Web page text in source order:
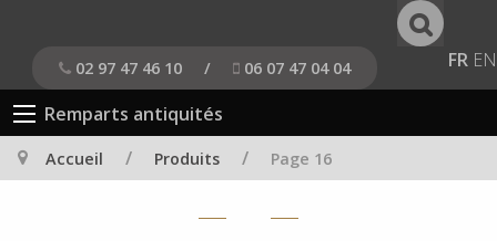
02 97 47 46 10 / 06 07 47 04 04 FR EN
Remparts antiquités
Accueil / Produits / Page 16